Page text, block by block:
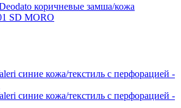
коричневые замша/кожа
SD MORO